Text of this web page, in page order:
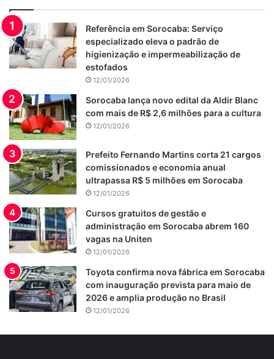
Referência em Sorocaba: Serviço
especializado eleva o padrão de
higienização e impermeabilização de
estofados
12/01/2026
Sorocaba lança novo edital da Aldir Blanc
com mais de R$ 2,6 milhões para a cultura
12/01/2026
Prefeito Fernando Martins corta 21 cargos
comissionados e economia anual
ultrapassa R$ 5 milhões em Sorocaba
12/01/2026
Cursos gratuitos de gestão e
administração em Sorocaba abrem 160
vagas na Uniten
12/01/2026
Toyota confirma nova fábrica em Sorocaba
com inauguração prevista para maio de
2026 e amplia produção no Brasil
12/01/2026